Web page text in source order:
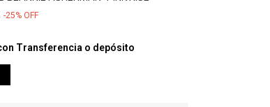
-25% OFF
Transferencia o depósito